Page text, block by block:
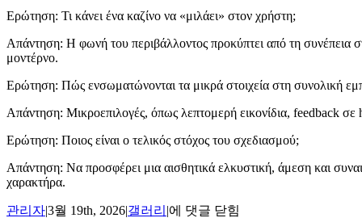
Ερώτηση: Τι κάνει ένα καζίνο να «μιλάει» στον χρήστη;
Απάντηση: Η φωνή του περιβάλλοντος προκύπτει από τη συνέπεια
μοντέρνο.
Ερώτηση: Πώς ενσωματώνονται τα μικρά στοιχεία στη συνολική
Απάντηση: Μικροεπιλογές, όπως λεπτομερή εικονίδια, feedback σε
Ερώτηση: Ποιος είναι ο τελικός στόχος του σχεδιασμού;
Απάντηση: Να προσφέρει μια αισθητικά ελκυστική, άμεση και
χαρακτήρα.
관리자|3월 19th, 2026|갤러리 |Σχεδιαστικές
에 댓글 닫힘